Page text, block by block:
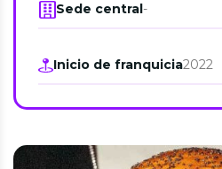
Sede central-
Inicio de franquicia2022